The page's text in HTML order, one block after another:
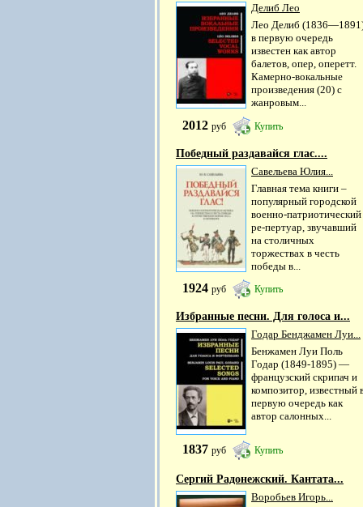
Делиб Лео
Лео Делиб
в первую очередь
известен как автор
балетов, опер, оперетт.
Камерно-вокальные
произведения (20) с
жанровым...
2012 руб Купить
Победный раздавайся глас....
Савельева Юлия...
Главная тема книги –
популярный городской
военно-патриотический
ре-пертуар, звучавший
на столичных
торжествах в честь
победы в...
1924 руб Купить
Избранные песни. Для голоса и...
Годар Бенджамен Луи...
Бенжамен Луи Поль
Годар (1849-1895) —
французский скрипач и
композитор, известный
первую очередь как
автор салонных...
1837 руб Купить
Сергий Радонежский. Кантата...
Воробьев Игорь...